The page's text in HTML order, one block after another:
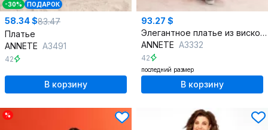
-30% ПОДАРОК
58.34 $83.47
Платье
ANNETE A3491
42
В корзину
93.27 $
Элегантное платье из вискозы с геометрическим принтом
ANNETE A3332
42
последний размер
В корзину
%